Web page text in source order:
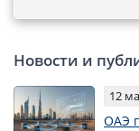
Новости и
12
ОАЭ